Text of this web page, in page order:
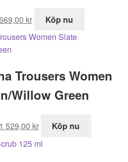
kr.
kr
nuvarande
priset
Köp nu
Trousers Women
Willow Green
1 529,00 kr
nuvarande
priset
Köp nu